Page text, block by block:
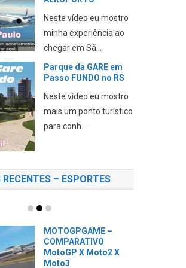
Neste vídeo eu mostro
minha experiência ao
chegar em Sã...
Parque da GARE em
Passo FUNDO no RS
Neste vídeo eu mostro
mais um ponto turístico
para conh...
– ESPORTES
MOTOGPGAME –
COMPARATIVO
MotoGP X Moto2 X
Moto3